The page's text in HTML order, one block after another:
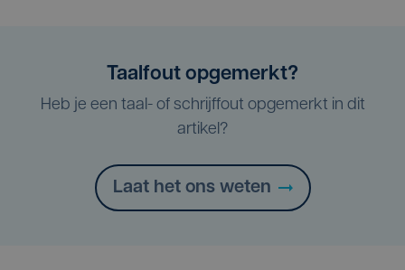
Taalfout opgemerkt?
Heb je een taal- of schrijffout opgemerkt in dit
artikel?
Laat het ons weten